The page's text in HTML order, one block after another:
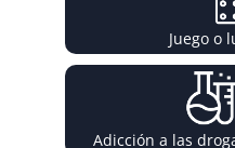
Juego o
Adicción a las